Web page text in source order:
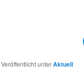
Veröffentlicht unterAktuell